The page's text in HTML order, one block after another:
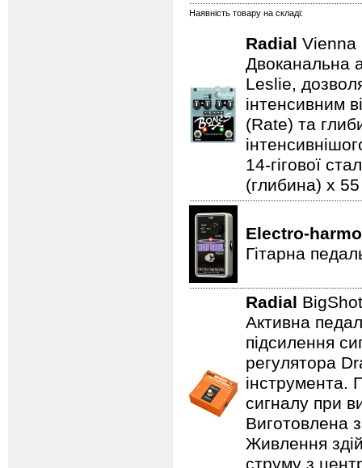
Наявність товару на складі:
Radial
Двоканальна
Leslie,
інтенсивним
(Rate) та
14-гігової
(глибина) x
Electro-
Гітарна
Radial
Активна
підсилення
регулятора
інструмента.
сигналу при
Виготовлена з
Живлення